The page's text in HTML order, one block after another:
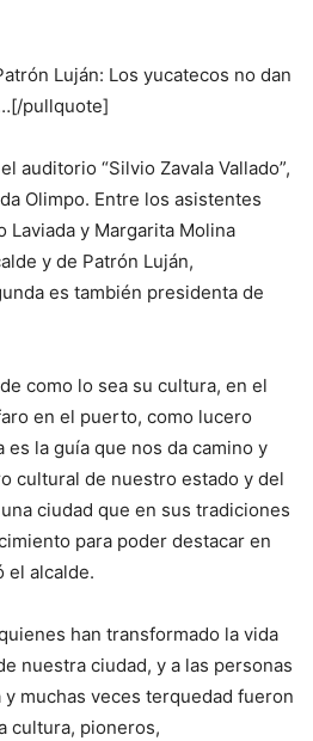
Luján: Los yucatecos no dan
pullquote]
auditorio “Silvio Zavala Vallado”,
Olimpo. Entre los asistentes
Laviada y Margarita Molina
y de Patrón Luján,
es también presidenta de
como lo sea su cultura, en el
en el puerto, como lucero
la guía que nos da camino y
cultural de nuestro estado y del
ciudad que en sus tradiciones
para poder destacar en
el alcalde.
han transformado la vida
nuestra ciudad, y a las personas
muchas veces terquedad fueron
cultura, pioneros,